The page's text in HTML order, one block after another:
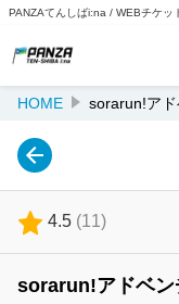
PANZAてんしばi:na / WEBチケッ
閲覧履歴
HOME sorarun!ア
sorarun!アドベン
4.5 (11 )